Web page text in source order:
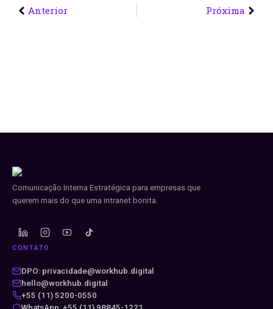
Anterior Próxima
Comunicação Interna Estratégica para empresas que
querem mais do que uma intranet bonita.
CONTATO
DPO: privacidade@workhub.digital
hello@workhub.digital
+55 (11) 5200-0550